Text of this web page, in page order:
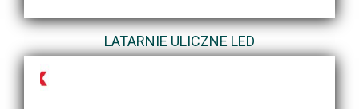
LATARNIE ULICZNE LED